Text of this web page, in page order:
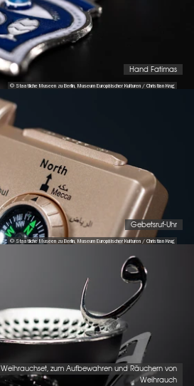
© Staatliche Museen zu Berlin, Museum Europäischer Kulturen / Christian Krug
Hand Fatimas
© Staatliche Museen zu Berlin, Museum Europäischer Kulturen / Christian Krug
Gebetsruf-Uhr
Weihrauchset, zum Aufbewahren und Räuchern von
Weihrauch